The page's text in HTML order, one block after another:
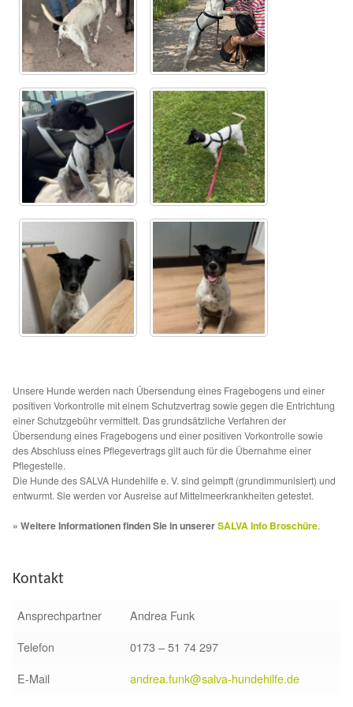
Aktion „Hilfe La Linea“
Updates „Hilfe La Linea“
Partnertierheim in Bulgarien
Partnertierheim in Polen
Unsere Hunde werden nach Übersendung eines Fragebogens und einer
positiven Vorkontrolle mit einem Schutzvertrag sowie gegen die Entrichtung
einer Schutzgebühr vermittelt. Das grundsätzliche Verfahren der
Übersendung eines Fragebogens und einer positiven Vorkontrolle sowie
des Abschluss eines Pflegevertrags gilt auch für die Übernahme einer
Pflegestelle.
Die Hunde des SALVA Hundehilfe e. V. sind geimpft (grundimmunisiert) und
entwurmt. Sie werden vor Ausreise auf Mittelmeerkrankheiten getestet.
» Weitere Informationen finden Sie in unsererSALVA Info Broschüre.
Kontakt
Ansprechpartner
Andrea Funk
Telefon
0173 – 51 74 297
E-Mail
andrea.funk@salva-hundehilfe.de